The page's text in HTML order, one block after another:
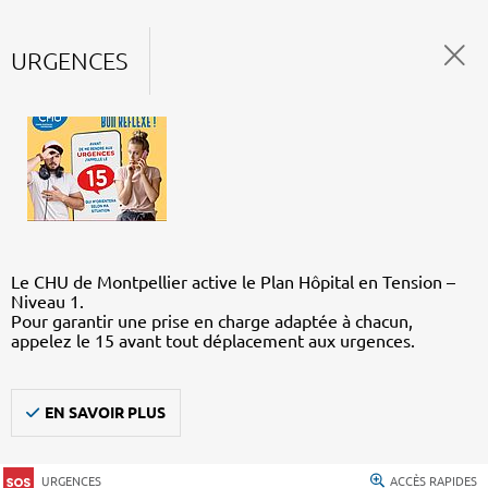
URGENCES
Le CHU de Montpellier active le Plan Hôpital en Tension –
Niveau 1.
Pour garantir une prise en charge adaptée à chacun,
appelez le 15 avant tout déplacement aux urgences.
EN SAVOIR PLUS
URGENCES ACCÈS RAPIDES